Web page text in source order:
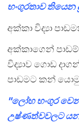
භංගුරතාව තියෙන
අක්කා විද්‍යා
අක්කාගෙන්
විද්‍යාව ගොඩ
පාඩමට කන්
"ලෝහ භංගුර
උෂ්ණත්වවලට